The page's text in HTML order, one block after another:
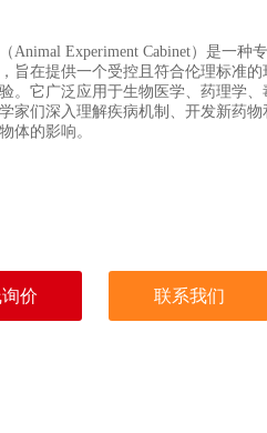
Animal Experiment Cabinet）是一种
旨在提供一个受控且符合伦理标准
。它广泛应用于生物医学、药理学
家们深入理解疾病机制、开发新药
体的影响。
价 联系我们